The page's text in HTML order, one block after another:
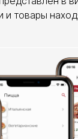
и товары